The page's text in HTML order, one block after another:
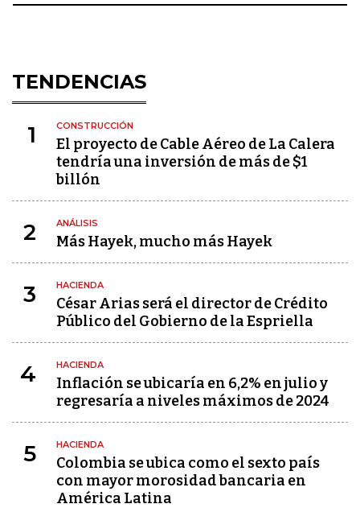
TENDENCIAS
1 CONSTRUCCIÓN
El proyecto de Cable Aéreo de La Calera
tendría una inversión de más de $1
billón
2 ANÁLISIS
Más Hayek, mucho más Hayek
3 HACIENDA
César Arias será el director de Crédito
Público del Gobierno de la Espriella
4 HACIENDA
Inflación se ubicaría en 6,2% en julio y
regresaría a niveles máximos de 2024
5 HACIENDA
Colombia se ubica como el sexto país
con mayor morosidad bancaria en
América Latina